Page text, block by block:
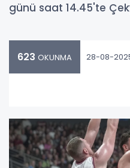
günü saat 14.45'te
623 OKUNMA 28-08-